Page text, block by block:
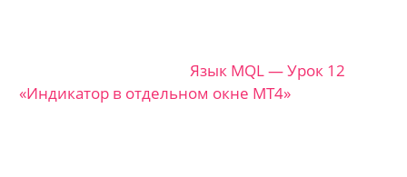
Язык MQL — Урок 12
«Индикатор в отдельном окне MT4»